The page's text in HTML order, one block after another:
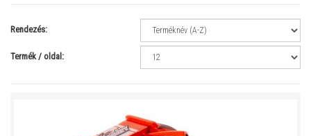
Rendezés:
Termék / oldal: